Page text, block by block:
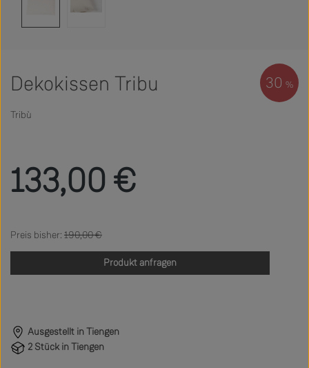
Dekokissen Tribu
Tribù
133,00 €
30 %
Regulärer Preis:
190,00 €
Produkt anfragen
Ausgestellt in Tiengen
2 Stück in Tiengen